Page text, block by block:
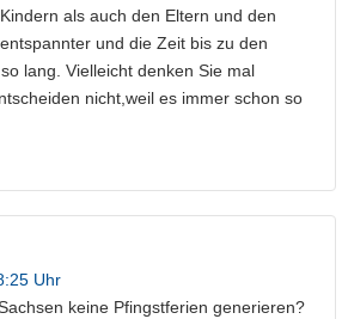
als auch den Eltern und den
und die Zeit bis zu den
lang. Vielleicht denken Sie mal
nicht,weil es immer schon so
Uhr
keine Pfingstferien generieren?